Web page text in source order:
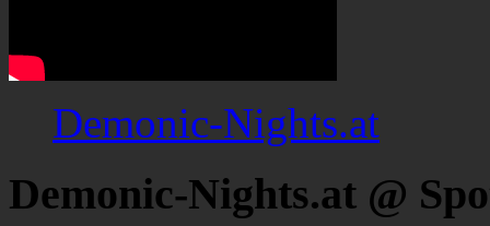
Demonic-Nights.at
Demonic-Nights.at @